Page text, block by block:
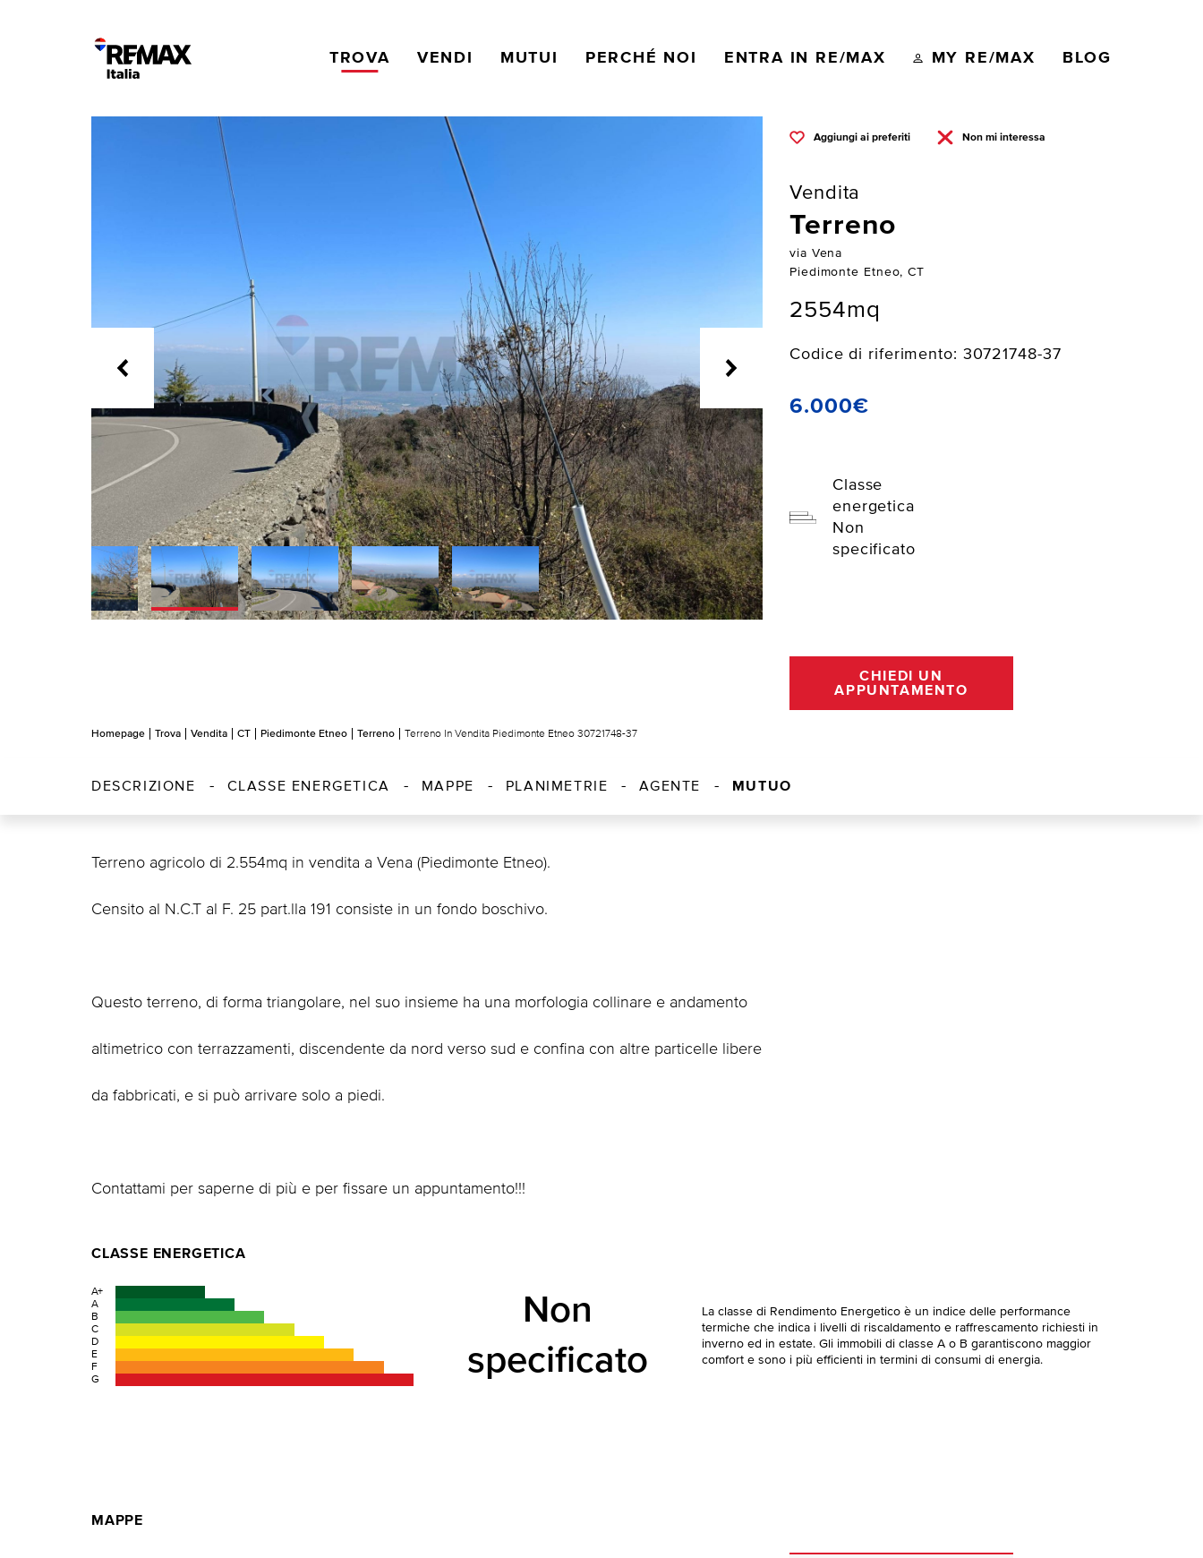
TROVA VENDI MUTUI PERCHÉ NOI ENTRA IN RE/MAX MY RE/MAX BLOG
Aggiungi ai preferiti Non mi interessa
Vendita
Terreno
via Vena
Piedimonte Etneo, CT
2554mq
Codice di riferimento: 30721748-37
6.000€
Classe
energetica
Non
specificato
CHIEDI UN
APPUNTAMENTO
Homepage Trova Vendita CT Piedimonte Etneo Terreno Terreno In Vendita Piedimonte Etneo 30721748-37
DESCRIZIONE CLASSE ENERGETICA MAPPE PLANIMETRIE AGENTE MUTUO
Terreno agricolo di 2.554mq in vendita a Vena (Piedimonte Etneo).
Censito al N.C.T al F. 25 part.lla 191 consiste in un fondo boschivo.
Questo terreno, di forma triangolare, nel suo insieme ha una morfologia collinare e andamento
altimetrico con terrazzamenti, discendente da nord verso sud e confina con altre particelle libere
da fabbricati, e si può arrivare solo a piedi.
Contattami per saperne di più e per fissare un appuntamento!!!
CLASSE ENERGETICA
A+
A
B
C
D
E
F
G
Non
specificato
La classe di Rendimento Energetico è un indice delle performance
termiche che indica i livelli di riscaldamento e raffrescamento richiesti in
inverno ed in estate. Gli immobili di classe A o B garantiscono maggior
comfort e sono i più efficienti in termini di consumi di energia.
MAPPE